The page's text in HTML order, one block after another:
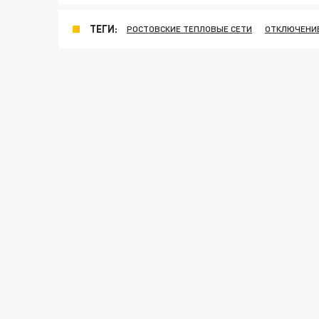
ТЕГИ: РОСТОВСКИЕ ТЕПЛОВЫЕ СЕТИ